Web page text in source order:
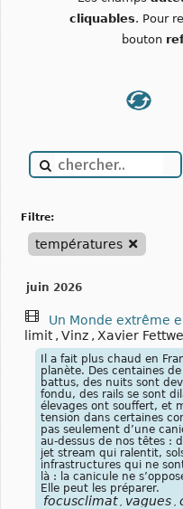
cliquables. Pour
bouton
filtre:
températures
juin 2026
Un Monde extrême
limit , Vinz , Xavier
Il a fait plus chaud en
planète. Des centaines
battus, des nuits sont
fondu, des rails se sont
élevages ont souffert, et
tension dans certaines
pas seulement d’une
au-dessus de nos têtes :
jet stream qui ralentit,
infrastructures qui ne
là : la canicule ne
Elle peut les préparer.
focusclimat vagues